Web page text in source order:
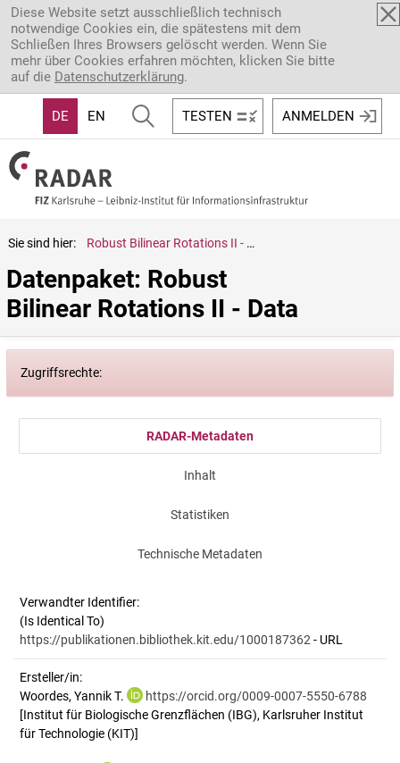
Direkt zum Inhalt
Diese Website setzt ausschließlich technisch
notwendige Cookies ein, die spätestens mit dem
Schließen Ihres Browsers gelöscht werden. Wenn Sie
mehr über Cookies erfahren möchten, klicken Sie bitte
auf die Datenschutzerklärung.
DE EN TESTEN ANMELDEN
Sie sind hier: Robust Bilinear Rotations II - Data
Datenpaket: Robust
Bilinear Rotations II - Data
Zugriffsrechte:
RADAR-Metadaten
Inhalt
Statistiken
Technische Metadaten
Verwandter Identifier:
(Is Identical To)
https://publikationen.bibliothek.kit.edu/1000187362 - URL
Ersteller/in:
Woordes, Yannik T.
https://orcid.org/0009-0007-5550-6788
[Institut für Biologische Grenzflächen (IBG), Karlsruher Institut
für Technologie (KIT)]